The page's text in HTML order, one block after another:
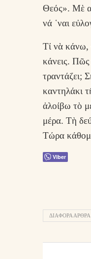
Θεός». Μὲ
νά ῾ναι
Τί νὰ κάνω,
κάνεις.
τραντάζει;
καντηλάκι
ἀλοίβω τὸ
μέρα. Τὴ
Τώρα
Viber
ΔΙΑΦΟΡΑ ΑΡΘΡΑ